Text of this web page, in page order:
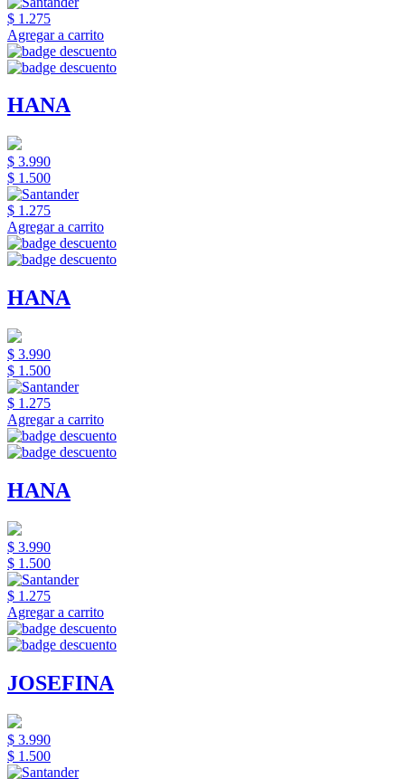
$ 1.275
Agregar a carrito
HANA
$ 3.990
$ 1.500
$ 1.275
Agregar a carrito
HANA
$ 3.990
$ 1.500
$ 1.275
Agregar a carrito
HANA
$ 3.990
$ 1.500
$ 1.275
Agregar a carrito
JOSEFINA
$ 3.990
$ 1.500